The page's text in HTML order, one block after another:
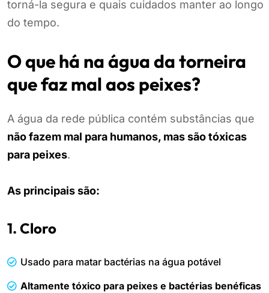
torná-la segura e quais cuidados manter ao longo
do tempo.
O que há na água da torneira
que faz mal aos peixes?
A água da rede pública contém substâncias que
não fazem mal para humanos, mas são tóxicas
para peixes.
As principais são:
1. Cloro
Usado para matar bactérias na água potável
Altamente tóxico para peixes e bactérias benéficas